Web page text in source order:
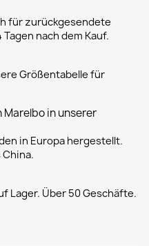
für zurückgesendete
nach dem Kauf.
Größentabelle für
Marelbo in unserer
in Europa hergestellt.
Lager. Über 50 Geschäfte.